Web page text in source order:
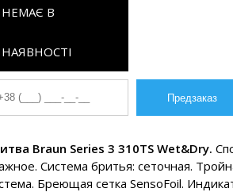
НЕМАЄ В
НАЯВНОСТІ
Braun Series 3 310TS Wet&Dry.
Система бритья: сеточная.
Бреющая сетка SensoFoil.